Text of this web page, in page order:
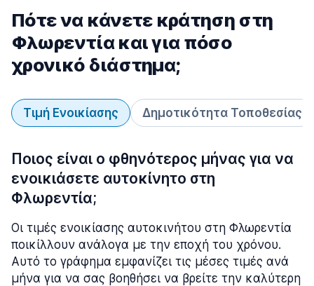
Πότε να κάνετε κράτηση στη
Φλωρεντία και για πόσο
χρονικό διάστημα;
Τιμή Ενοικίασης Δημοτικότητα Τοποθεσίας
Ποιος είναι ο φθηνότερος μήνας για να
ενοικιάσετε αυτοκίνητο στη
Φλωρεντία;
Οι τιμές ενοικίασης αυτοκινήτου στη Φλωρεντία
ποικίλλουν ανάλογα με την εποχή του χρόνου.
Αυτό το γράφημα εμφανίζει τις μέσες τιμές ανά
μήνα για να σας βοηθήσει να βρείτε την καλύτερη